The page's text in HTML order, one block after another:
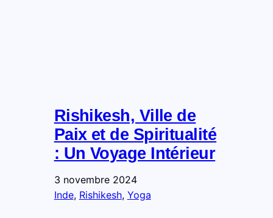
Rishikesh, Ville de
Paix et de Spiritualité
: Un Voyage Intérieur
3 novembre 2024
Inde, Rishikesh, Yoga